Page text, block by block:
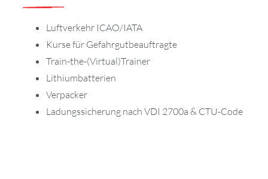
Luftverkehr ICAO/IATA
Kurse für Gefahrgutbeauftragte
Train-the-(Virtual)Trainer
Lithiumbatterien
Verpacker
Ladungssicherung nach VDI 2700a & CTU-Code